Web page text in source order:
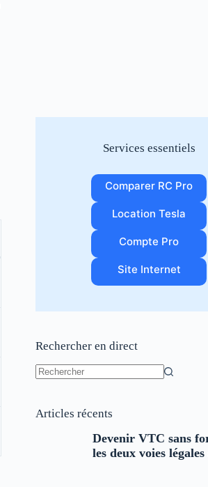
Services essentiels
Comparer RC Pro
Location Tesla
Compte Pro
Site Internet
Rechercher en direct
Articles récents
Devenir VTC sans
les deux voies légales